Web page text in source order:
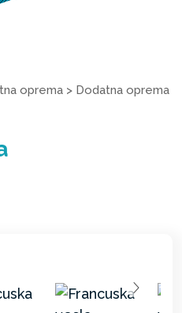
oprema > Dodatna oprema